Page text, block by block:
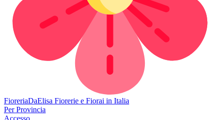
FioreriaDaElisa Fiorerie e Fiorai in Italia
Per Provincia
Accesso